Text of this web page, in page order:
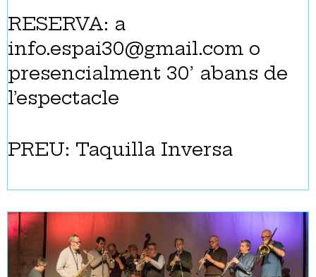
RESERVA: a
info.espai30@gmail.com o
presencialment 30’ abans de
l’espectacle
PREU: Taquilla Inversa